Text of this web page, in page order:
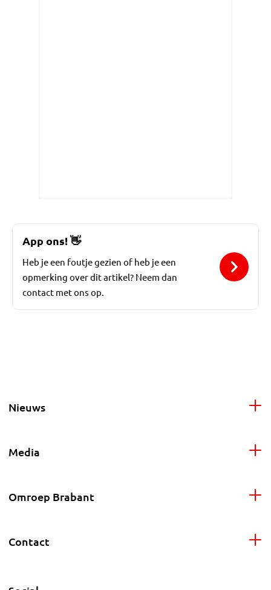
App ons!👋
Heb je een foutje gezien of heb je een
opmerking over dit artikel? Neem dan
contact met ons op.
Nieuws
Media
Omroep Brabant
Contact